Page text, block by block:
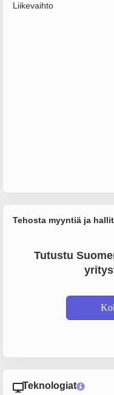
Liikevaihto
Tehosta myyntiä ja
Tutustu
Teknologiat